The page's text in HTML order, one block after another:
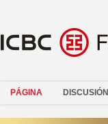
PÁGINA DISCUSIÓN